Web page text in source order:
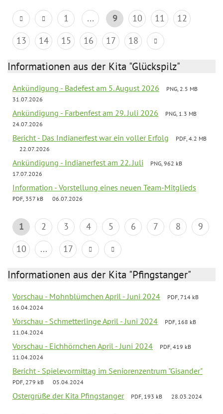
1 ... 9 10 11
12
13
14 15 16 17 18
Informationen aus der Kita "Glückspilz"
Ankündigung - Badefest am 5. August 2026
PNG, 2.5 MB
31.07.2026
Ankündigung - Farbenfest am 29. Juli 2026
PNG, 1.3 MB
24.07.2026
Bericht - Das Indianerfest war ein voller Erfolg
PDF, 4.2 MB
22.07.2026
Ankündigung - Indianerfest am 22. Juli
PNG, 962 kB
17.07.2026
Information - Vorstellung eines neuen Team-Mitglieds
PDF, 357 kB 06.07.2026
1 2 3 4 5 6 7 8
9
10
... 17
Informationen aus der Kita "Pfingstanger"
Vorschau - Mohnblümchen April - Juni 2024
PDF, 714 kB
16.04.2024
Vorschau - Schmetterlinge April - Juni 2024
PDF, 168 kB
11.04.2024
Vorschau - Eichhörnchen April - Juni 2024
PDF, 419 kB
11.04.2024
Bericht - Spielevormittag im Seniorenzentrum "Gisander"
PDF, 279 kB 05.04.2024
Ostergrüße der Kita Pfingstanger PDF, 193 kB 28.03.2024